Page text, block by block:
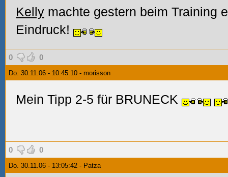
Kelly machte gestern beim Training
Eindruck!
0 0
Do. 30.11.06 - 10:45:10 - morisson
Mein Tipp 2-5 für BRUNECK
0 0
Do. 30.11.06 - 13:05:42 - Patza